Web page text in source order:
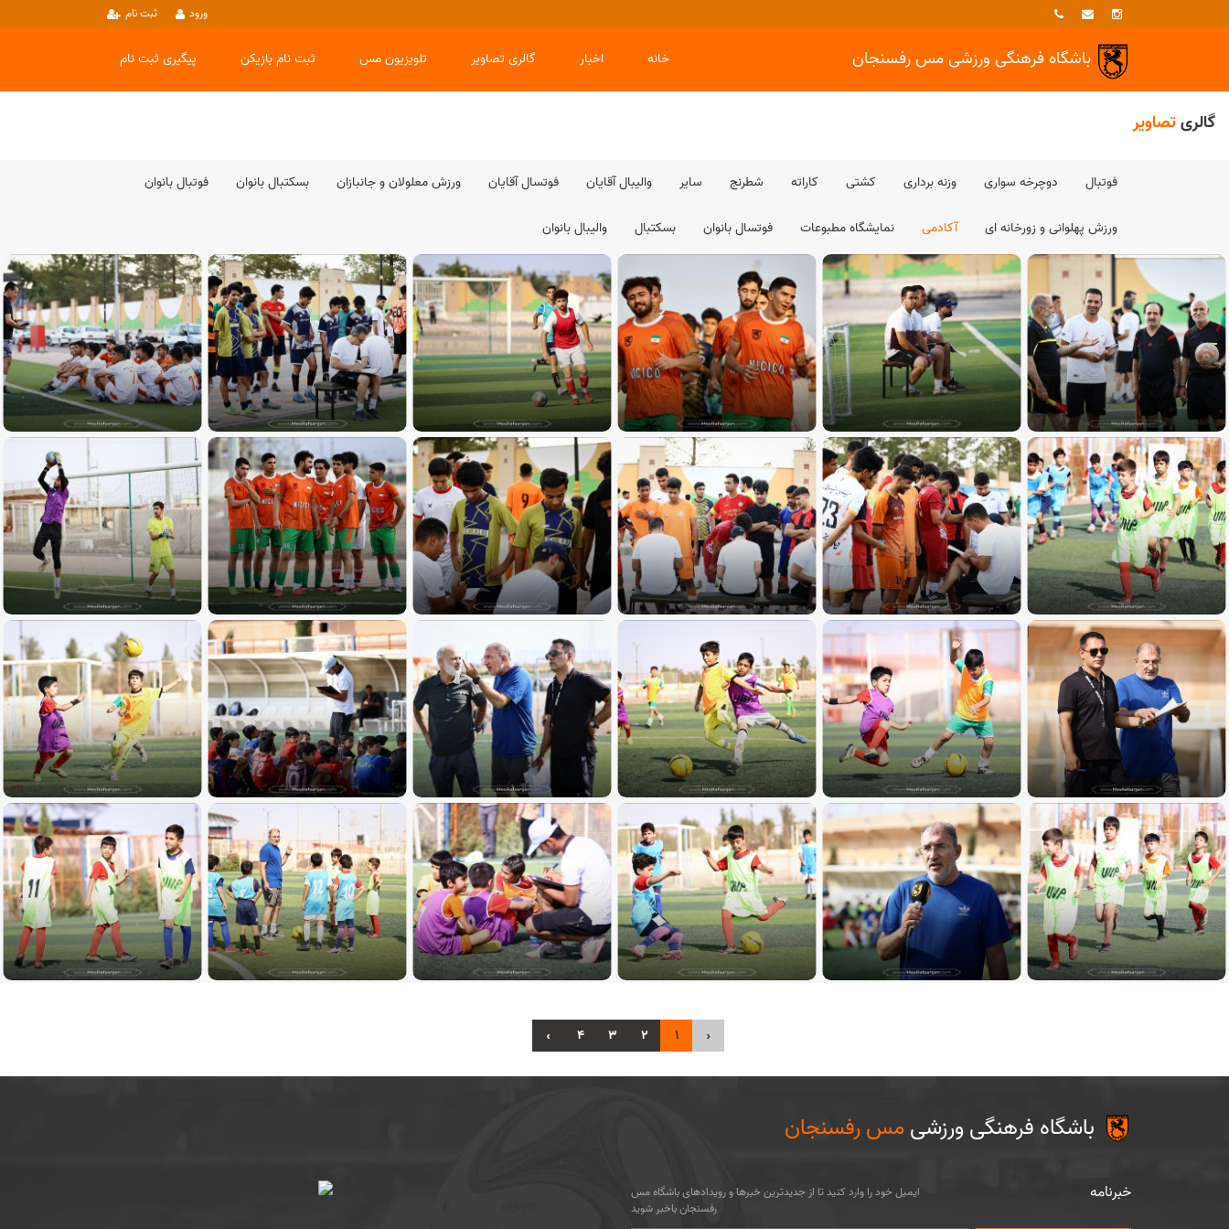
ثبت نام ورود
باشگاه فرهنگی ورزشیمس رفسنجان پیگیری ثبت نام ثبت نام بازیکن تلویزیون مس گالری تصاویر اخبار خانه
گالریتصاویر
فوتبال دوچرخه سواری وزنه برداری کشتی کاراته شطرنج سایر والیبال آقایان فوتسال آقایان ورزش معلولان و جانبازان بسکتبال بانوان فوتبال بانوان
ورزش پهلوانی و زورخانه ای آکادمی نمایشگاه مطبوعات فوتسال بانوان بسکتبال والیبال بانوان
‹
1
2
3
4
›
مس رفسنجان باشگاه فرهنگی ورزشی
خبرنامه
ایمیل خود را وارد کنید تا از جدیدترین خبرها و رویدادهای باشگاه مس
رفسنجان باخبر شوید